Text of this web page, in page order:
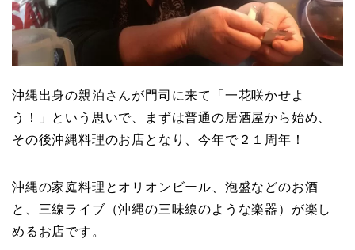
沖縄出身の親泊さんが門司に来て「一花咲かせよ
う！」という思いで、まずは普通の居酒屋から始め、
その後沖縄料理のお店となり、今年で２１周年！
沖縄の家庭料理とオリオンビール、泡盛などのお酒
と、三線ライブ（沖縄の三味線のような楽器）が楽し
めるお店です。